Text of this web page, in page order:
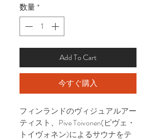
数量*
Add To Cart
今すぐ購入
フィンランドのヴィジュアルアー
ティスト、Pive Toivonen(ピヴェ・
トイヴォネン)によるサウナをテ